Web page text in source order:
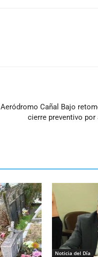
Aeródromo Cañal Bajo
cierre preventivo
Noticia del Día